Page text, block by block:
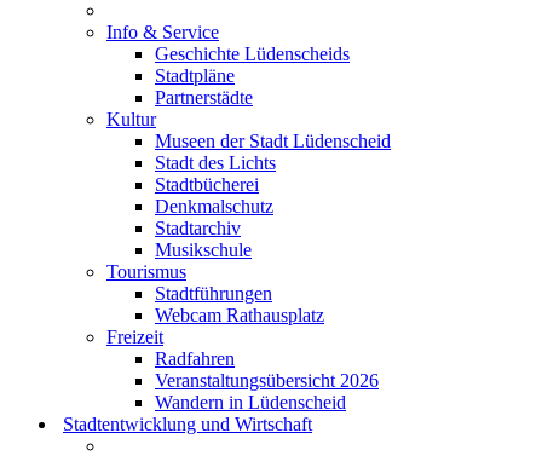
Info & Service
Geschichte Lüdenscheids
Stadtpläne
Partnerstädte
Kultur
Museen der Stadt Lüdenscheid
Stadt des Lichts
Stadtbücherei
Denkmalschutz
Stadtarchiv
Musikschule
Tourismus
Stadtführungen
Webcam Rathausplatz
Freizeit
Radfahren
Veranstaltungsübersicht 2026
Wandern in Lüdenscheid
Stadtentwicklung und Wirtschaft